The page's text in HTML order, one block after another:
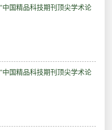
中国精品科技期刊顶尖学术论
中国精品科技期刊顶尖学术论